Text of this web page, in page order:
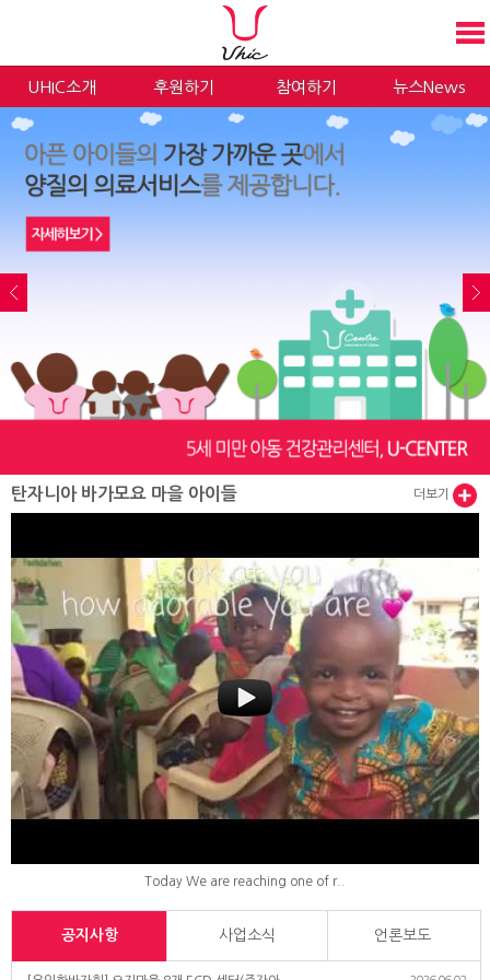
UHIC소개 후원하기 참여하기 뉴스News
탄자니아 바가모요 마을 아이들 더보기
Today We are reaching one of r..
공지사항 사업소식 언론보도